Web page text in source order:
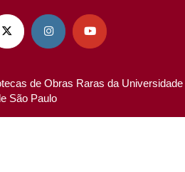
  
de Obras Raras da Universidade
São Paulo